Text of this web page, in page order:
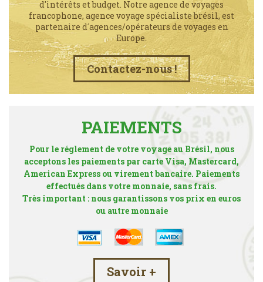
d'intérêts et budget. Notre agence de voyages
francophone, agence voyage spécialiste brésil, est
partenaire d´agences/opérateurs de voyages en
Europe.
Contactez-nous !
PAIEMENTS
Pour le réglement de votre voyage au Brésil, nous
acceptons les paiements par carte Visa, Mastercard,
American Express ou virement bancaire. Paiements
effectués dans votre monnaie, sans frais.
Très important : nous garantissons vos prix en euros
ou autre monnaie
Savoir +